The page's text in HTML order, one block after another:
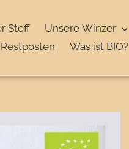
Stoff Unsere Winzer
Restposten
Was ist BIO?